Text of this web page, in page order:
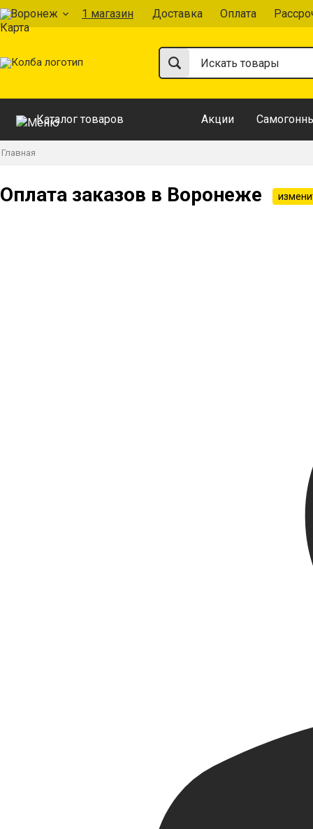
Воронеж 1 магазин Доставка Оплата
Каталог товаров Акции
Главная
Оплата заказов в Воронеже